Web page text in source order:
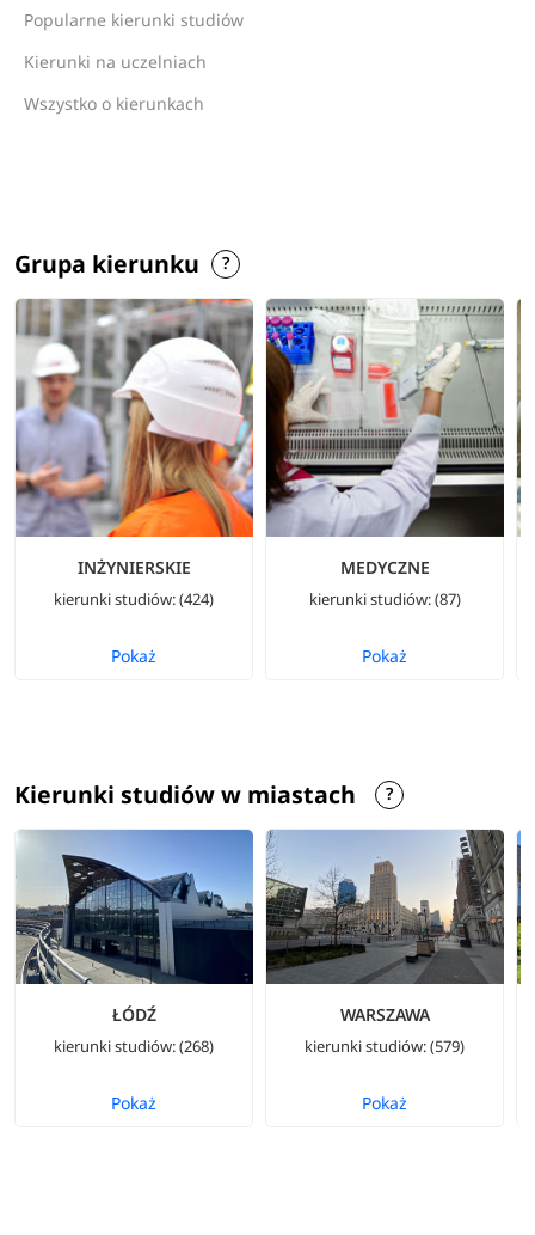
Popularne kierunki studiów
Kierunki na uczelniach
Wszystko o kierunkach
Grupa kierunku
INŻYNIERSKIE
kierunki studiów: (424)
Pokaż
MEDYCZNE
kierunki studiów: (87)
Pokaż
Kierunki studiów w miastach
ŁÓDŹ
kierunki studiów: (268)
Pokaż
WARSZAWA
kierunki studiów: (579)
Pokaż